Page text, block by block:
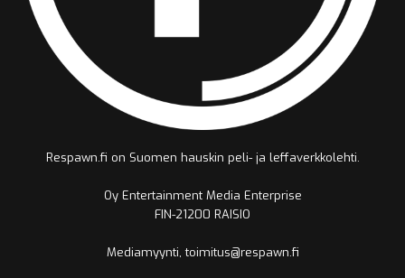
Respawn.fi on Suomen hauskin peli- ja leffaverkkolehti.
Oy Entertainment Media Enterprise
FIN-21200 RAISIO
Mediamyynti, toimitus@respawn.fi